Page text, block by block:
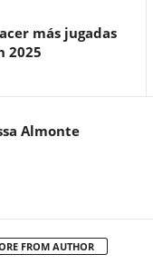
más jugadas
2025
Almonte
FROM AUTHOR